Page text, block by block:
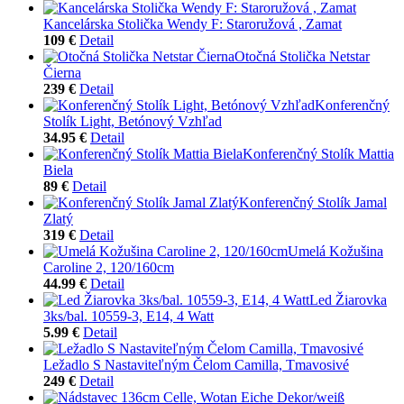
Kancelárska Stolička Wendy F: Staroružová , Zamat
109 € Detail
Otočná Stolička Netstar
Čierna
239 € Detail
Konferenčný
Stolík Light, Betónový Vzhľad
34.95 € Detail
Konferenčný Stolík Mattia
Biela
89 € Detail
Konferenčný Stolík Jamal
Zlatý
319 € Detail
Umelá Kožušina
Caroline 2, 120/160cm
44.99 € Detail
Led Žiarovka
3ks/bal. 10559-3, E14, 4 Watt
5.99 € Detail
Ležadlo S Nastaviteľným Čelom Camilla, Tmavosivé
249 € Detail